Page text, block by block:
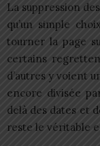
La suppression
qu’un simple
tourner la page
certains
d’autres y voient
encore divisée
delà des dates et
reste le véritable